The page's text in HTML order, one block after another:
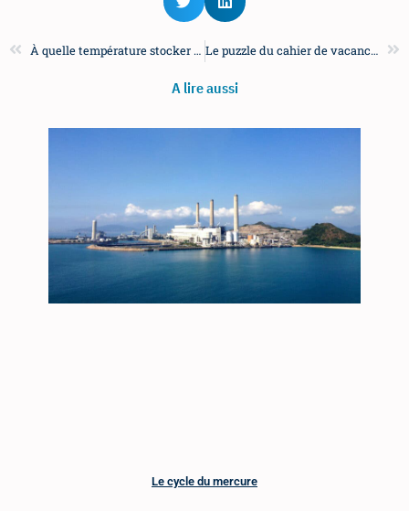
À quelle température stocker les produits chimiques ? Le puzzle du cahier de vacances
A lire aussi
Le cycle du mercure